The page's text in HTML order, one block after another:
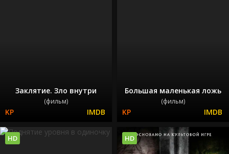
Заклятие. Зло внутри
(фильм)
Большая маленькая ложь
(фильм)
HD HD